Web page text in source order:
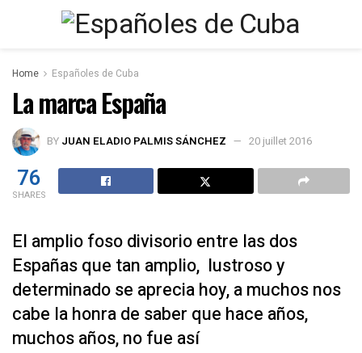
Home Españoles de Cuba
La marca España
BY JUAN ELADIO PALMIS SÁNCHEZ 20 juillet 2016
76
SHARES
El amplio foso divisorio entre las dos
Españas que tan amplio, lustroso y
determinado se aprecia hoy, a muchos nos
cabe la honra de saber que hace años,
muchos años, no fue así